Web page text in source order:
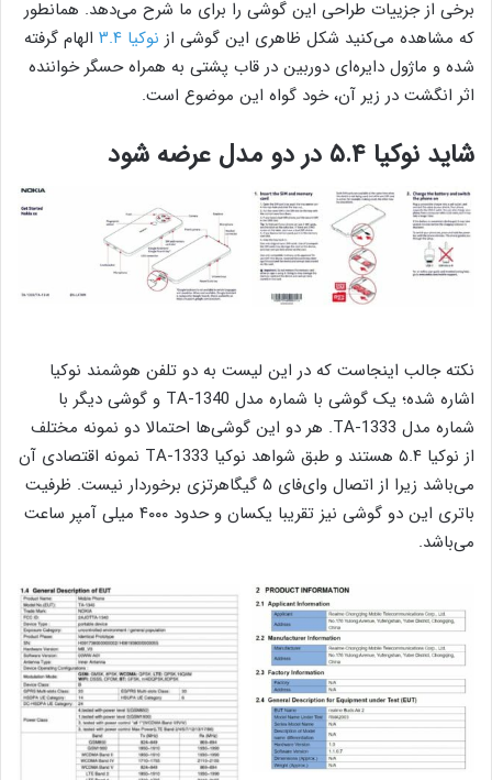
برخی از جزییات طراحی این گوشی را برای ما شرح می‌دهد. همانطور
که مشاهده می‌کنید شکل ظاهری این گوشی از نوکیا ۳.۴
الهام گرفته
شده و ماژول دایره‌ای دوربین در قاب پشتی به همراه حسگر خواننده
اثر انگشت در زیر آن، خود گواه این موضوع است.
شاید نوکیا ۵.۴ در دو مدل عرضه شود
نکته جالب اینجاست که در این لیست به دو تلفن هوشمند نوکیا
اشاره شده؛ یک گوشی با شماره مدل TA-1340 و گوشی دیگر با
شماره مدل TA-1333. هر دو این گوشی‌ها احتمالا دو نمونه مختلف
از نوکیا ۵.۴ هستند و طبق شواهد نوکیا TA-1333 نمونه اقتصادی آن
می‌باشد زیرا از اتصال وای‌فای ۵ گیگاهرتزی برخوردار نیست. ظرفیت
باتری این دو گوشی نیز تقریبا یکسان و حدود ۴۰۰۰ میلی آمپر ساعت
می‌باشد.